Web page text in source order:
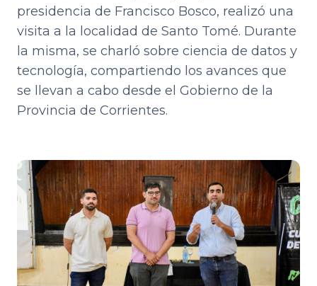
presidencia de Francisco Bosco, realizó una
visita a la localidad de Santo Tomé. Durante
la misma, se charló sobre ciencia de datos y
tecnología, compartiendo los avances que
se llevan a cabo desde el Gobierno de la
Provincia de Corrientes.